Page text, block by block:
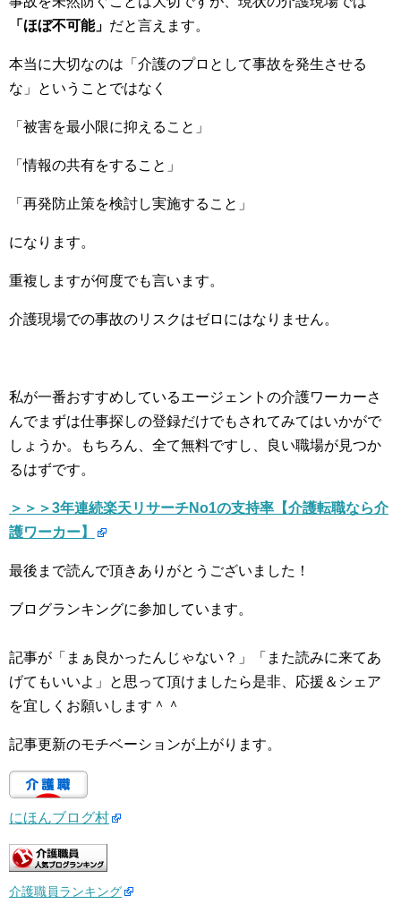
「ほぼ不可能」 だと言えます。
本当に大切なのは「介護のプロとして事故を発生させる
な」ということではなく
「被害を最小限に抑えること」
「情報の共有をすること」
「再発防止策を検討し実施すること」
になります。
重複しますが何度でも言います。
介護現場での事故のリスクはゼロにはなりません。
私が一番おすすめしているエージェントの介護ワーカーさ
んでまずは仕事探しの登録だけでもされてみてはいかがで
しょうか。もちろん、全て無料ですし、良い職場が見つか
るはずです。
＞＞＞3年連続楽天リサーチNo1の支持率【介護転職なら介
護ワーカー】
最後まで読んで頂きありがとうございました！
ブログランキングに参加しています。
記事が「まぁ良かったんじゃない？」「また読みに来てあ
げてもいいよ」と思って頂けましたら是非、応援＆シェア
を宜しくお願いします＾＾
記事更新のモチベーションが上がります。
にほんブログ村
介護職員ランキング